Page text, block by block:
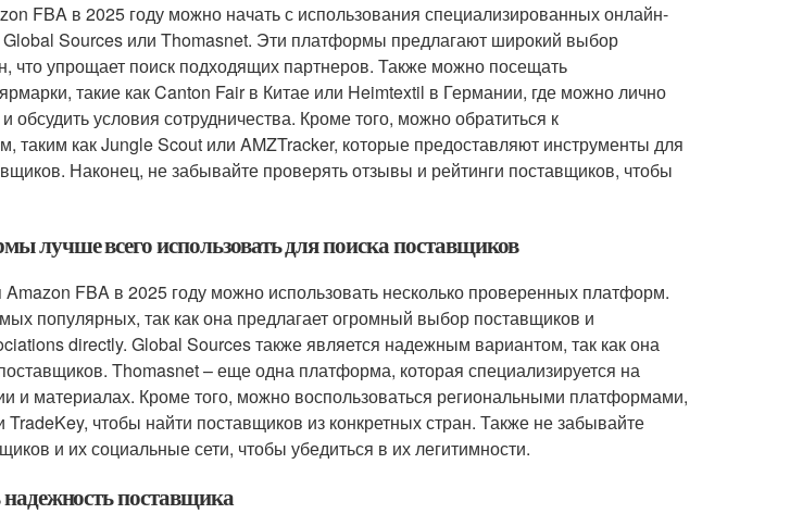
FBA в 2025 году можно начать с использования специализированных онлайн-
Global Sources или Thomasnet. Эти платформы предлагают широкий выбор
что упрощает поиск подходящих партнеров. Также можно посещать
такие как Canton Fair в Китае или Heimtextil в Германии, где можно лично
обсудить условия сотрудничества. Кроме того, можно обратиться к
таким как Jungle Scout или AMZTracker, которые предоставляют инструменты для
Наконец, не забывайте проверять отзывы и рейтинги поставщиков, чтобы
лучше всего использовать для поиска поставщиков
FBA в 2025 году можно использовать несколько проверенных платформ.
популярных, так как она предлагает огромный выбор поставщиков и
directly. Global Sources также является надежным вариантом, так как она
Thomasnet – еще одна платформа, которая специализируется на
и материалах. Кроме того, можно воспользоваться региональными платформами,
чтобы найти поставщиков из конкретных стран. Также не забывайте
и их социальные сети, чтобы убедиться в их легитимности.
поставщика